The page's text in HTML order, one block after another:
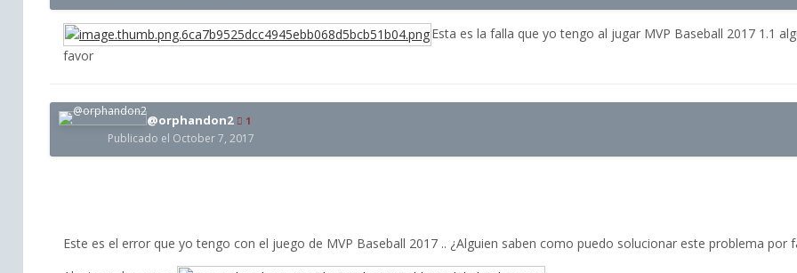
Esta es la falla que yo tengo al jugar MVP Baseball 2017 1.1
favor
@orphandon2 1
Publicado el October 7, 2017
Este es el error que yo tengo con el juego de MVP Baseball 2017 .. ¿Alguien saben como puedo solucionar este problema por